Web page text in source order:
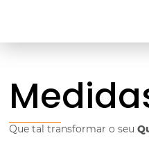
Que tal transformar o seu